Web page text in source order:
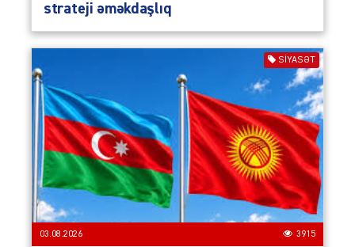
strateji əməkdaşlıq
SIYASƏT
03.08.2026 3915